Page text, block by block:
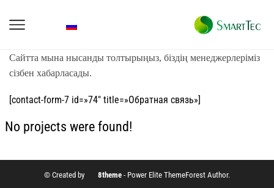
Сайтта мына нысанды толтырыңыз, біздің менеджерлеріміз
сізбен хабарласады.
[contact-form-7 id=»74″ title=»Обратная связь»]
No projects were found!
© Created by 8theme - Power Elite ThemeForest Author.